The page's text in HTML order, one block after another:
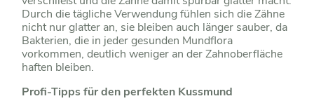
Durch die tägliche Verwendung fühlen sich die Zähne
nicht nur glatter an, sie bleiben auch länger sauber, da
Bakterien, die in jeder gesunden Mundflora
vorkommen, deutlich weniger an der Zahnoberfläche
haften bleiben.
Profi-Tipps für den perfekten Kussmund